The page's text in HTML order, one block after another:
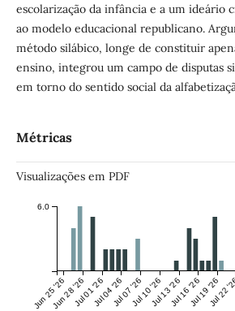
escolarização da infância e a um ideário
ao modelo educacional republicano.
método silábico, longe de constituir
ensino, integrou um campo de disputas
em torno do sentido social da
Métricas
Visualizações em PDF
Jun 25 '26Jun 28 '26Jul 01 '26Jul 04 '26Jul 07 '26Jul 10 '26Jul 13 '26Jul 16 '26Jul 19 '26
Jul 22
6.0